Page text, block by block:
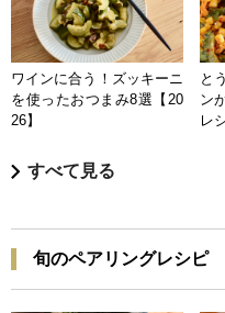
ワインに合う！ズッキーニ
を使ったおつまみ8選【20
26】
と
ン
レ
すべて見る
旬のペアリングレシピ